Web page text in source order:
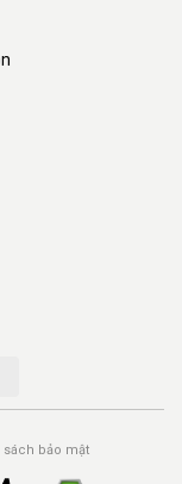
sách bảo mật